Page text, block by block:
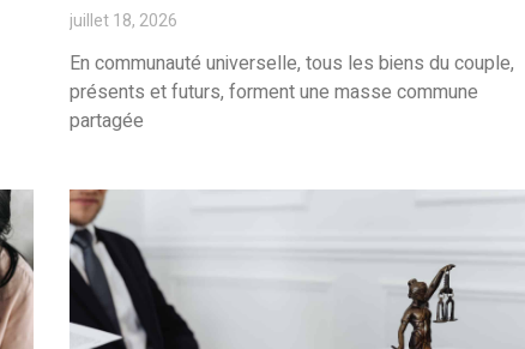
juillet 18, 2026
En communauté universelle, tous les biens du couple,
présents et futurs, forment une masse commune
partagée